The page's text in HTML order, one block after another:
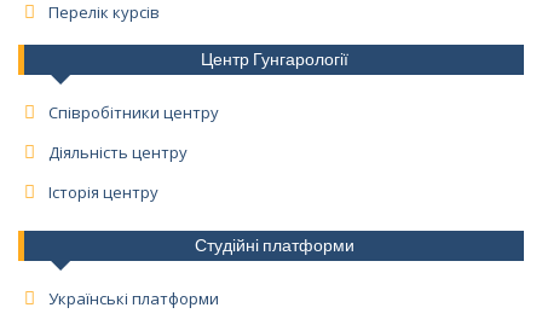
Перелік курсів
Центр Гунгарології
Співробітники центру
Діяльність центру
Історія центру
Студійні платформи
Українські платформи